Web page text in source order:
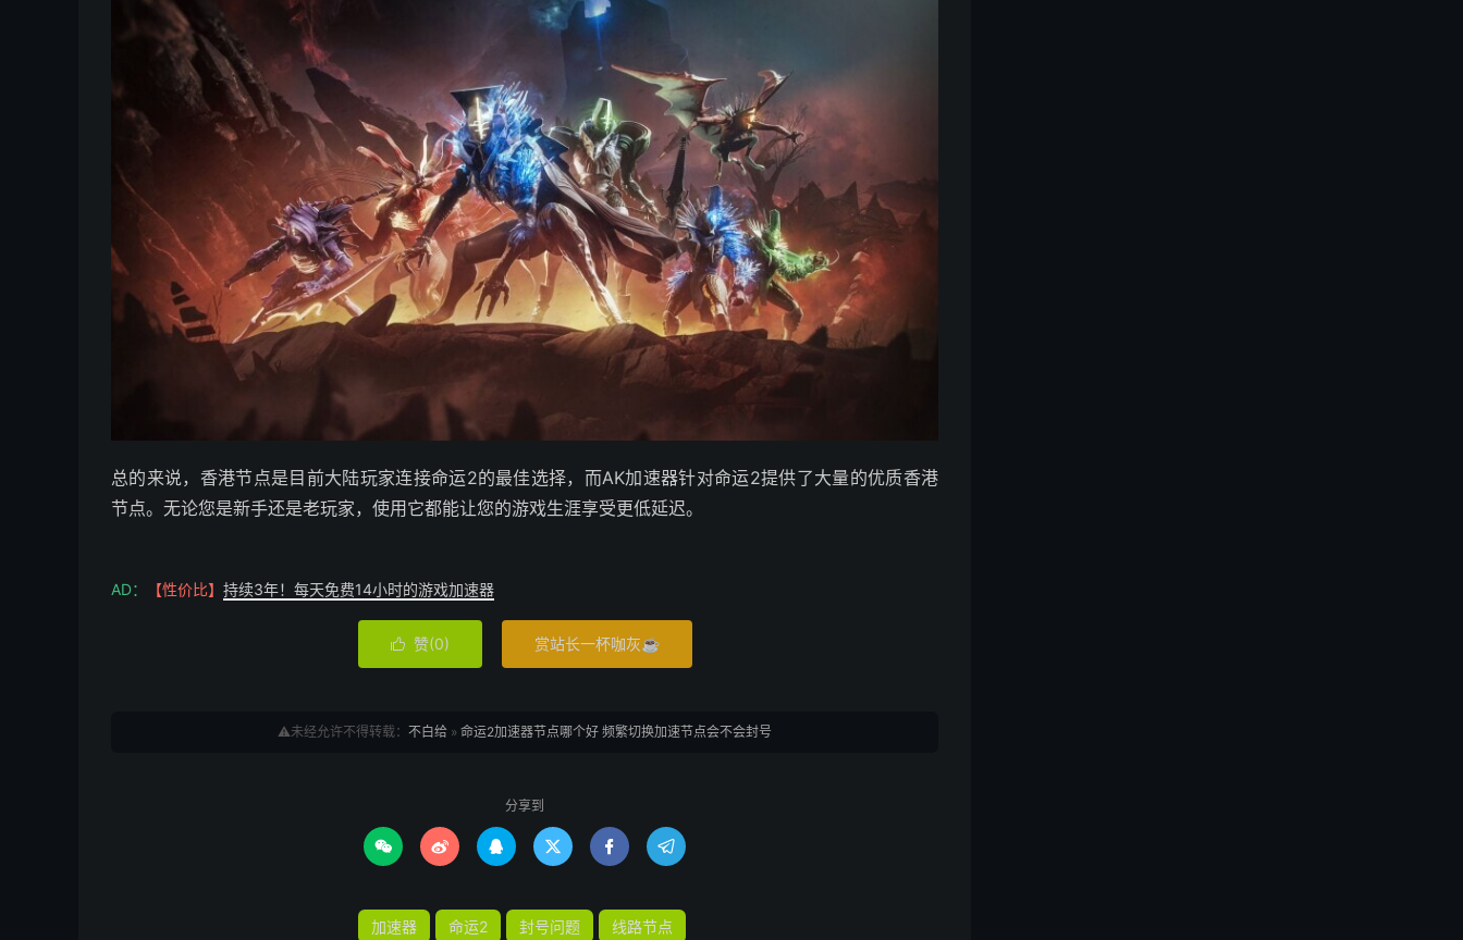
总的来说，香港节点是目前大陆玩家连接命运2的最佳选择，而AK加速器针对命运2提供了大量的优质香港
节点。无论您是新手还是老玩家，使用它都能让您的游戏生涯享受更低延迟。
AD： 【性价比】 持续3年！每天免费14小时的游戏加速器
 赞(0) 赏站长一杯咖灰☕
⚠️未经允许不得转载： 不白给 » 命运2加速器节点哪个好 频繁切换加速节点会不会封号
分享到
     
加速器 命运2 封号问题 线路节点